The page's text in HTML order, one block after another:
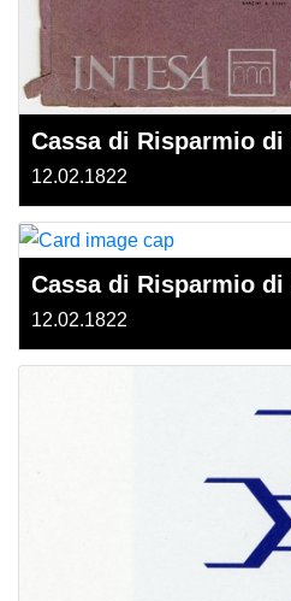
Cassa di Risparmio di
12.02.1822
Cassa di Risparmio di
12.02.1822